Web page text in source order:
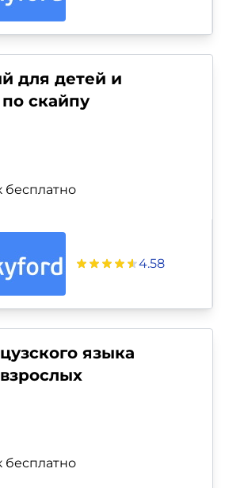
для детей и
скайпу
4.58
языка
бесплатно